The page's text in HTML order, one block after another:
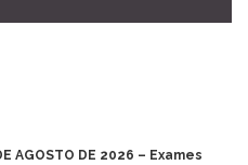
AGOSTO DE 2026 – Exames